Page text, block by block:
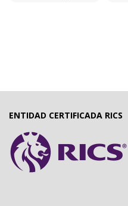
ENTIDAD CERTIFICADA RICS